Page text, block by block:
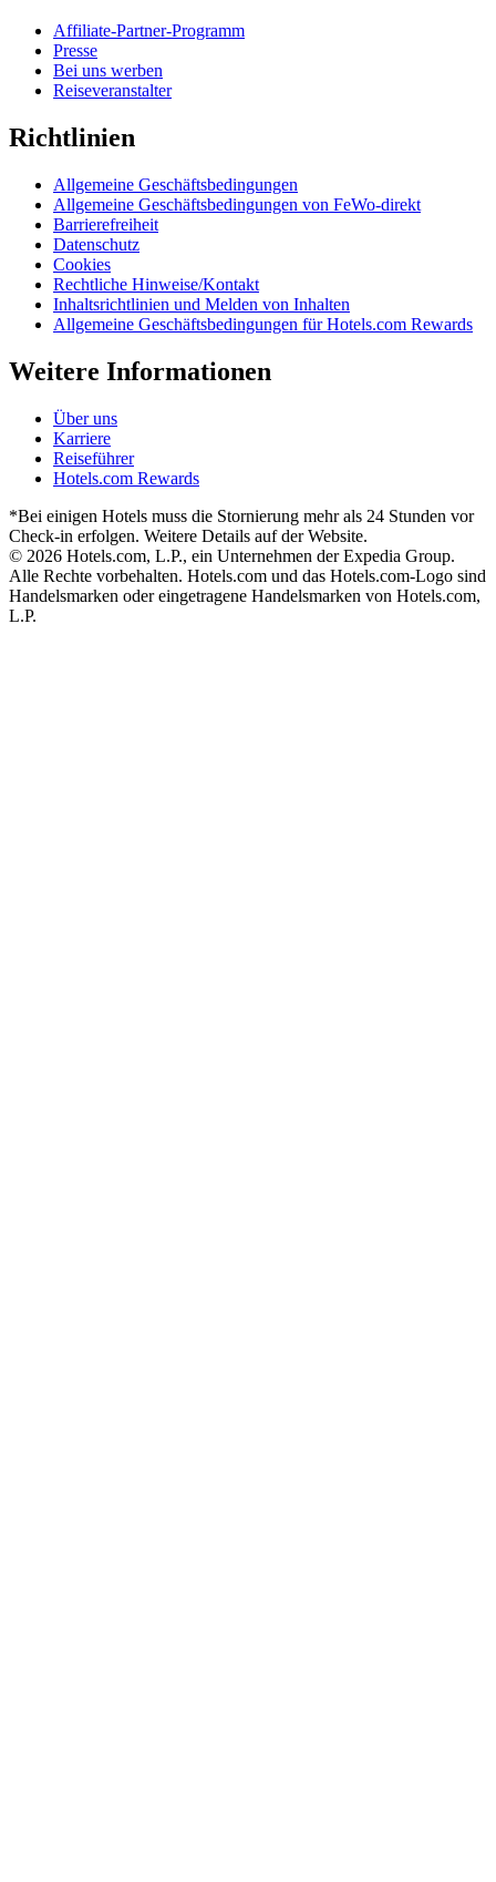
Affiliate-Partner-Programm
Presse
Bei uns werben
Reiseveranstalter
Richtlinien
Allgemeine Geschäftsbedingungen
Allgemeine Geschäftsbedingungen von FeWo-direkt
Barrierefreiheit
Datenschutz
Cookies
Rechtliche Hinweise/Kontakt
Inhaltsrichtlinien und Melden von Inhalten
Allgemeine Geschäftsbedingungen für Hotels.com Rewards
Weitere Informationen
Über uns
Karriere
Reiseführer
Hotels.com Rewards
*Bei einigen Hotels muss die Stornierung mehr als 24 Stunden vor
Check-in erfolgen. Weitere Details auf der Website.
© 2026 Hotels.com, L.P., ein Unternehmen der Expedia Group.
Alle Rechte vorbehalten. Hotels.com und das Hotels.com-Logo sind
Handelsmarken oder eingetragene Handelsmarken von Hotels.com,
L.P.